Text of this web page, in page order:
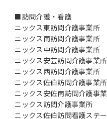
■訪問介護・看護
ニックス東訪問介護事業所
ニックス南訪問介護事業所
ニックス中訪問介護事業所
ニックス安芸訪問介護事業所
ニックス西訪問介護事業所
ニックス佐伯訪問介護事業所
ニックス安佐南訪問介護事
ニックス訪問介護事業所
ニックス佐伯訪問看護ステ